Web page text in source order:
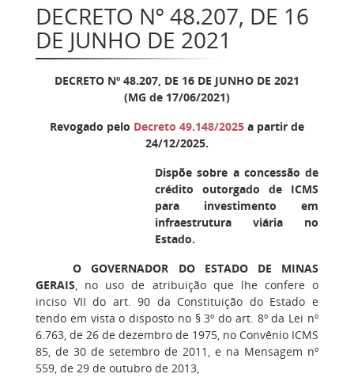
DECRETO Nº 48.207, DE 16
DE JUNHO DE 2021
DECRETO Nº 48.207, DE 16 DE JUNHO DE 2021
(MG de 17/06/2021)
Revogado pelo Decreto 49.148/2025 a partir de
24/12/2025.
Dispõe sobre a concessão de
crédito outorgado de ICMS
para investimento em
infraestrutura viária no
Estado.
O GOVERNADOR DO ESTADO DE MINAS
GERAIS, no uso de atribuição que lhe confere o
inciso VII do art. 90 da Constituição do Estado e
tendo em vista o disposto no § 3º do art. 8º da Lei nº
6.763, de 26 de dezembro de 1975, no Convênio ICMS
85, de 30 de setembro de 2011, e na Mensagem nº
559, de 29 de outubro de 2013,